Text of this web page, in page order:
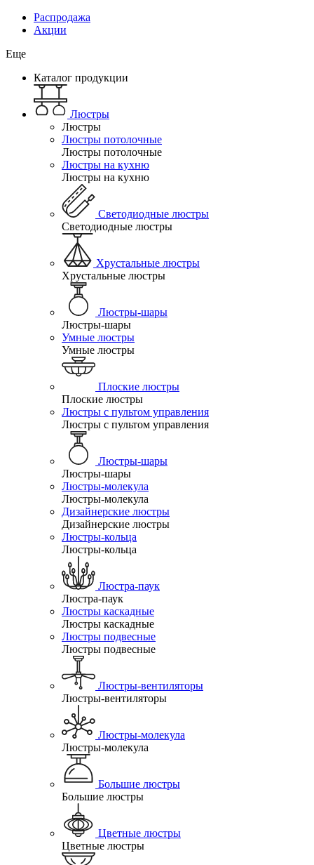
Распродажа
Акции
Еще
Каталог продукции
Люстры
Люстры
Люстры потолочные
Люстры потолочные
Люстры на кухню
Люстры на кухню
Светодиодные люстры
Светодиодные люстры
Хрустальные люстры
Хрустальные люстры
Люстры-шары
Люстры-шары
Умные люстры
Умные люстры
Плоские люстры
Плоские люстры
Люстры с пультом управления
Люстры с пультом управления
Люстры-шары
Люстры-шары
Люстры-молекула
Люстры-молекула
Дизайнерские люстры
Дизайнерские люстры
Люстры-кольца
Люстры-кольца
Люстра-паук
Люстра-паук
Люстры каскадные
Люстры каскадные
Люстры подвесные
Люстры подвесные
Люстры-вентиляторы
Люстры-вентиляторы
Люстры-молекула
Люстры-молекула
Большие люстры
Большие люстры
Цветные люстры
Цветные люстры